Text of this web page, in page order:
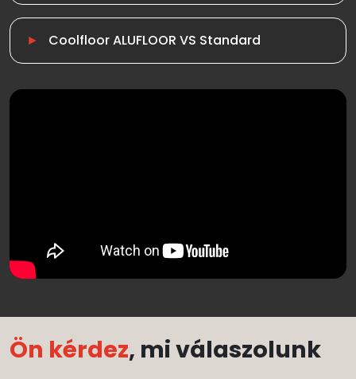
Coolfloor ALUFLOOR VS Standard
Ön kérdez, mi válaszolunk